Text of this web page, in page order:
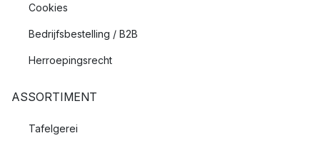
Cookies
Bedrijfsbestelling / B2B
Herroepingsrecht
ASSORTIMENT
Tafelgerei